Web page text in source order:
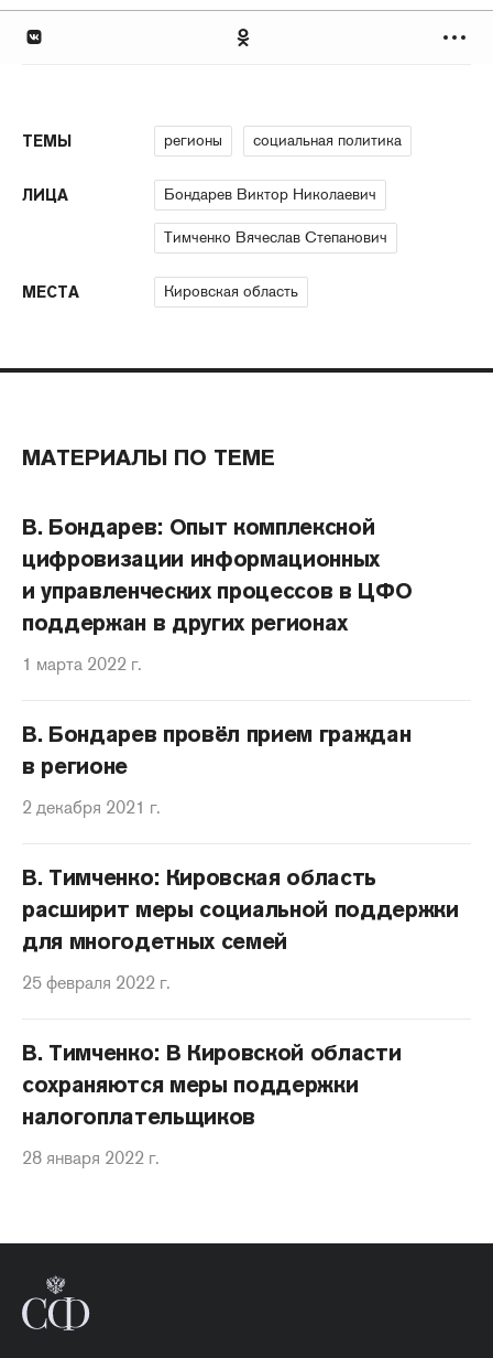
ТЕМЫ регионы социальная политика
ЛИЦА Бондарев Виктор Николаевич
Тимченко Вячеслав Степанович
МЕСТА Кировская область
МАТЕРИАЛЫ ПО ТЕМЕ
В. Бондарев: Опыт комплексной
цифровизации информационных
и управленческих процессов в ЦФО
поддержан в других регионах
1 марта 2022 г.
В. Бондарев провёл прием граждан
в регионе
2 декабря 2021 г.
В. Тимченко: Кировская область
расширит меры социальной поддержки
для многодетных семей
25 февраля 2022 г.
В. Тимченко: В Кировской области
сохраняются меры поддержки
налогоплательщиков
28 января 2022 г.